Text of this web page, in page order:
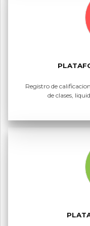
Registro de
de clases,